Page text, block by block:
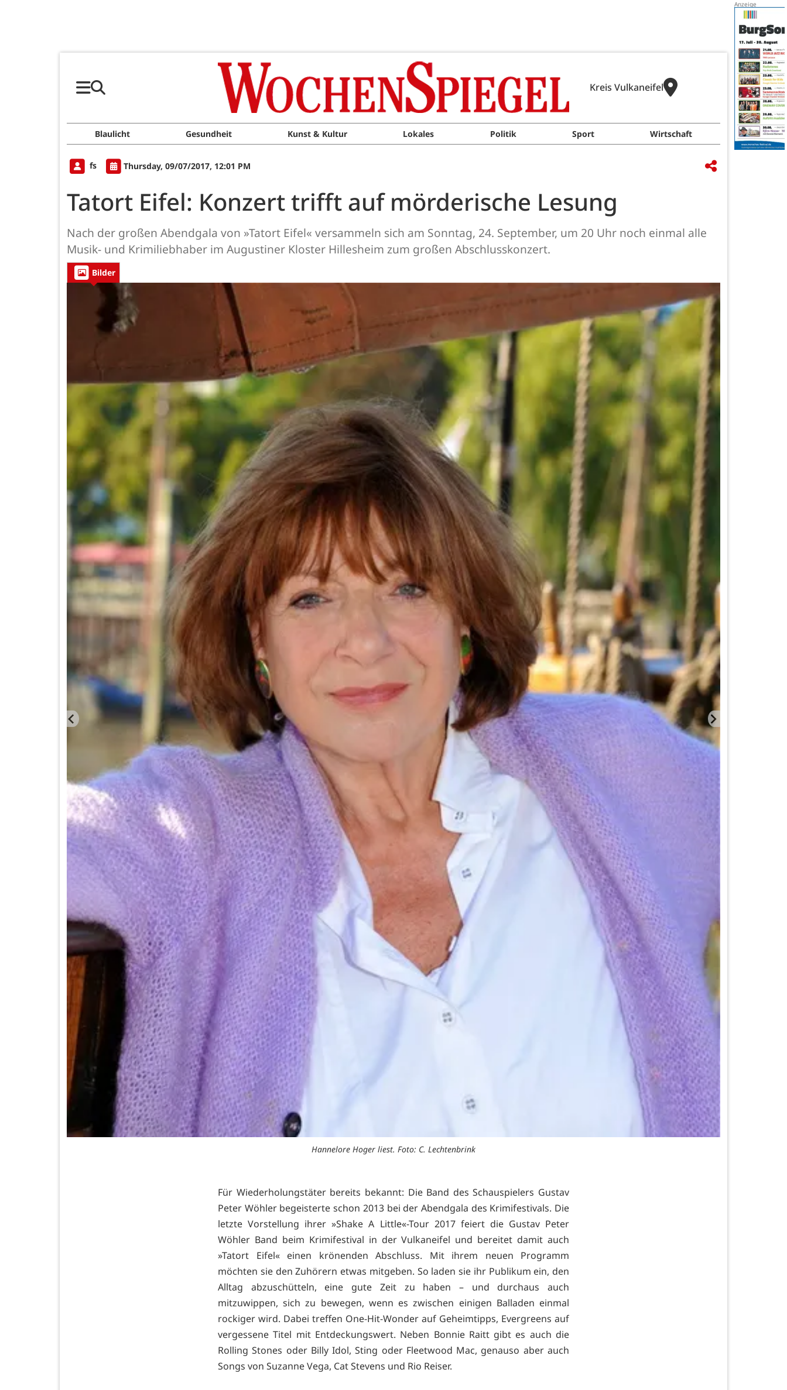
Kreis Vulkaneifel
Blaulicht Gesundheit Kunst & Kultur Lokales Politik Sport Wirtschaft
fs Thursday, 09/07/2017, 12:01 PM
Tatort Eifel: Konzert trifft auf mörderische Lesung
Nach der großen Abendgala von »Tatort Eifel« versammeln sich am Sonntag, 24. September, um 20 Uhr noch einmal alle
Musik- und Krimiliebhaber im Augustiner Kloster Hillesheim zum großen Abschlusskonzert.
Bilder
Hannelore Hoger liest. Foto: C. Lechtenbrink
Für Wiederholungstäter bereits bekannt: Die Band des Schauspielers Gustav
Peter Wöhler begeisterte schon 2013 bei der Abendgala des Krimifestivals. Die
letzte Vorstellung ihrer »Shake A Little«-Tour 2017 feiert die Gustav Peter
Wöhler Band beim Krimifestival in der Vulkaneifel und bereitet damit auch
»Tatort Eifel« einen krönenden Abschluss. Mit ihrem neuen Programm
möchten sie den Zuhörern etwas mitgeben. So laden sie ihr Publikum ein, den
Alltag abzuschütteln, eine gute Zeit zu haben – und durchaus auch
mitzuwippen, sich zu bewegen, wenn es zwischen einigen Balladen einmal
rockiger wird. Dabei treffen One-Hit-Wonder auf Geheimtipps, Evergreens auf
vergessene Titel mit Entdeckungswert. Neben Bonnie Raitt gibt es auch die
Rolling Stones oder Billy Idol, Sting oder Fleetwood Mac, genauso aber auch
Songs von Suzanne Vega, Cat Stevens und Rio Reiser.